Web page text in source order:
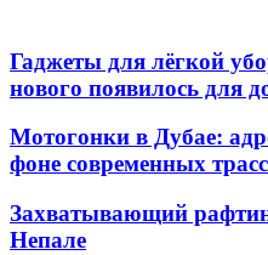
Гаджеты для лёгкой
нового появилось для
Мотогонки в Дубае:
фоне современных трасс
Захватывающий
Непале